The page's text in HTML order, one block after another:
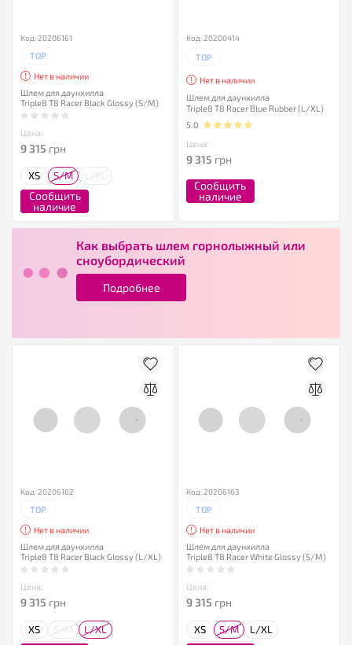
Код: 20206161
TOP
Нет в наличии
Шлем для даунхилла
Triple8 T8 Racer Black Glossy (S/M)
Цена:
9 315 грн
XS S/M
Сообщить
наличие
Код: 20200414
TOP
Нет в наличии
Шлем для даунхилла
Triple8 T8 Racer Blue Rubber (L/XL)
5.0
Цена:
9 315 грн
Сообщить
наличие
Как выбрать шлем горнолыжный или
сноубордический
Подробнее
Код: 20206162
TOP
Нет в наличии
Шлем для даунхилла
Triple8 T8 Racer Black Glossy (L/XL)
Цена:
9 315 грн
XS L/XL
Код: 20206163
TOP
Нет в наличии
Шлем для даунхилла
Triple8 T8 Racer White Glossy (S/M)
Цена:
9 315 грн
XS S/M L/XL